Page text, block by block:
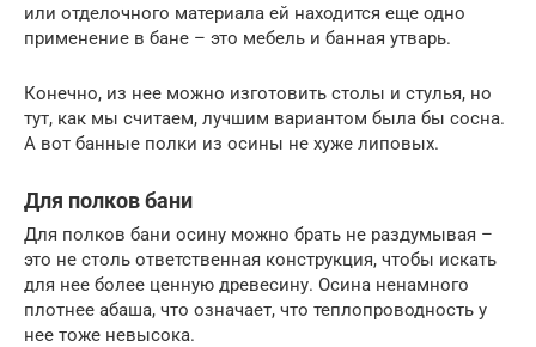
или отделочного материала ей находится еще одно
применение в бане – это мебель и банная утварь.
Конечно, из нее можно изготовить столы и стулья, но
тут, как мы считаем, лучшим вариантом была бы сосна.
А вот банные полки из осины не хуже липовых.
Для полков бани
Для полков бани осину можно брать не раздумывая –
это не столь ответственная конструкция, чтобы искать
для нее более ценную древесину. Осина ненамного
плотнее абаша, что означает, что теплопроводность у
нее тоже невысока.